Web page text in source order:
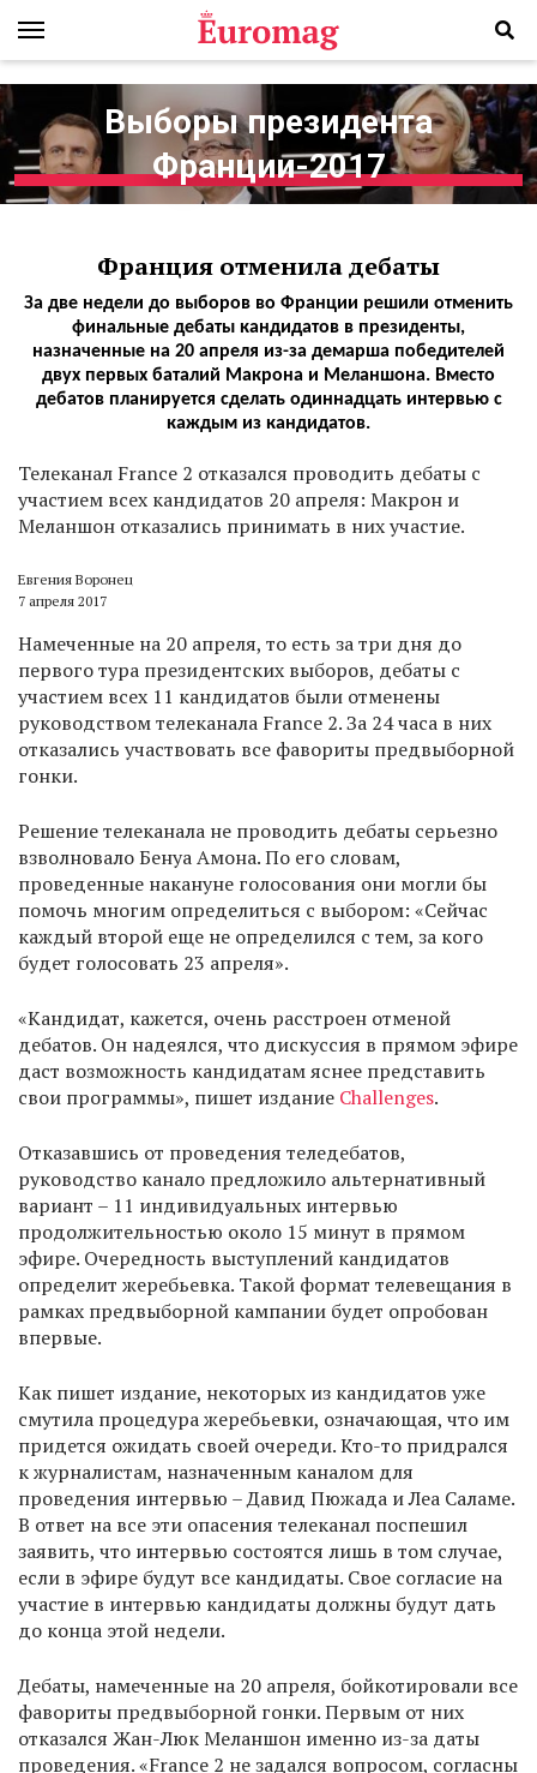
Выборы президента
Франции-2017
Франция отменила дебаты
За две недели до выборов во Франции решили отменить
финальные дебаты кандидатов в президенты,
назначенные на 20 апреля из-за демарша победителей
двух первых баталий Макрона и Меланшона. Вместо
дебатов планируется сделать одиннадцать интервью с
каждым из кандидатов.
Телеканал France 2 отказался проводить дебаты с
участием всех кандидатов 20 апреля: Макрон и
Меланшон отказались принимать в них участие.
Евгения Воронец
7 апреля 2017
Намеченные на 20 апреля, то есть за три дня до
первого тура президентских выборов, дебаты с
участием всех 11 кандидатов были отменены
руководством телеканала France 2. За 24 часа в них
отказались участвовать все фавориты предвыборной
гонки.
Решение телеканала не проводить дебаты серьезно
взволновало Бенуа Амона. По его словам,
проведенные накануне голосования они могли бы
помочь многим определиться с выбором: «Сейчас
каждый второй еще не определился с тем, за кого
будет голосовать 23 апреля».
«Кандидат, кажется, очень расстроен отменой
дебатов. Он надеялся, что дискуссия в прямом эфире
даст возможность кандидатам яснее представить
свои программы», пишет издание Challenges.
Отказавшись от проведения теледебатов,
руководство канало предложило альтернативный
вариант – 11 индивидуальных интервью
продолжительностью около 15 минут в прямом
эфире. Очередность выступлений кандидатов
определит жеребьевка. Такой формат телевещания в
рамках предвыборной кампании будет опробован
впервые.
Как пишет издание, некоторых из кандидатов уже
смутила процедура жеребьевки, означающая, что им
придется ожидать своей очереди. Кто-то придрался
к журналистам, назначенным каналом для
проведения интервью – Давид Пюжада и Леа Саламе.
В ответ на все эти опасения телеканал поспешил
заявить, что интервью состоятся лишь в том случае,
если в эфире будут все кандидаты. Свое согласие на
участие в интервью кандидаты должны будут дать
до конца этой недели.
Дебаты, намеченные на 20 апреля, бойкотировали все
фавориты предвыборной гонки. Первым от них
отказался Жан-Люк Меланшон именно из-за даты
проведения. «France 2 не задался вопросом, согласны